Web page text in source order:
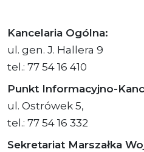
Kancelaria Ogólna:
ul. gen. J. Hallera 9
tel.: 77 54 16 410
Punkt Informacyjno-
ul. Ostrówek 5,
tel.: 77 54 16 332
Sekretariat Marszałka